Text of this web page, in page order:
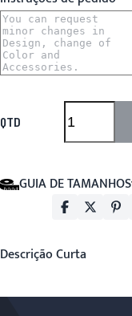
QTD
GUIA DE TAMANHOS
Descrição Curta